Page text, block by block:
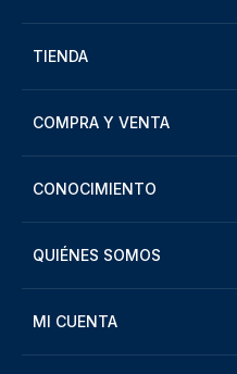
TIENDA
COMPRA Y VENTA
CONOCIMIENTO
QUIÉNES SOMOS
MI CUENTA